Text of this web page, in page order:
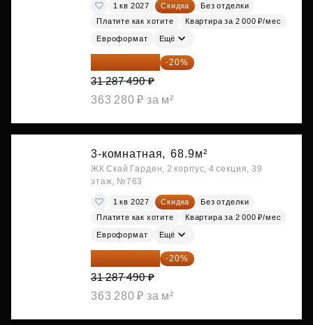
1 кв 2027 Скидка
Без отделки
Платите как хотите
Квартира за 2 000 ₽/мес
Евроформат Ещё
25 029 992 ₽ -20%
31 287 490 ₽
363 280 ₽ за м²
3-комнатная, 68.9м²
ЖК Скай Гарден, 2 корпус, 4 секция, 39
этаж, №763
1 кв 2027 Скидка
Без отделки
Платите как хотите
Квартира за 2 000 ₽/мес
Евроформат Ещё
25 029 992 ₽ -20%
31 287 490 ₽
363 280 ₽ за м²